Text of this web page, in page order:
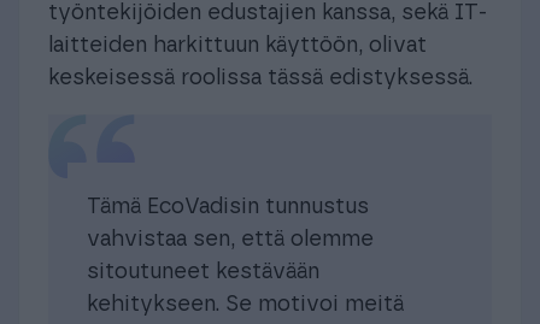
työntekijöiden edustajien kanssa, sekä IT-
laitteiden harkittuun käyttöön, olivat
keskeisessä roolissa tässä edistyksessä.
Tämä EcoVadisin tunnustus
vahvistaa sen, että olemme
sitoutuneet kestävään
kehitykseen. Se motivoi meitä